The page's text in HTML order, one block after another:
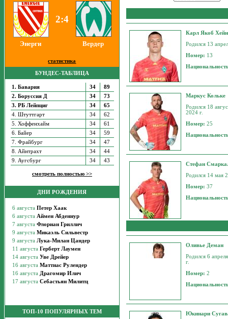
2:4
Энерги Вердер
статистика
БУНДЕС-ТАБЛИЦА
1. Бавария 34
89
2. Боруссия Д
34
73
3. РБ Лейпциг
34
65
4. Штуттгарт
34
62
5. Хоффенхайм
34
61
6. Байер
34
59
7. Фрайбург
34
47
8. Айнтрахт
34
44
9. Аугсбург
34 43
смотреть полностью >>
ДНИ РОЖДЕНИЯ
ТОП-10 ПОПУЛЯРНЫХ ТЕМ
Карл Якоб Хейн
Родился 13
Номер: 13
Маркус Кольке
Родился 18
2024 г.
Номер:25
Стефан
Родился 14 мая
Номер:37
Оливье Деман
Родился 6
г.
Номер:2
Юкинари